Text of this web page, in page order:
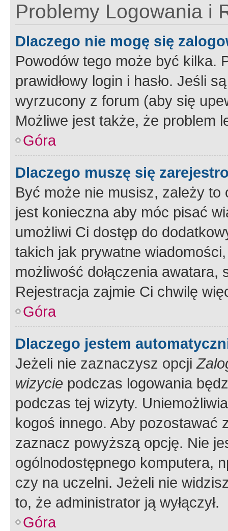
Problemy Logowania i
Dlaczego nie mogę się
Powodów tego może być kilka.
prawidłowy login i hasło. Jeśli
wyrzucony z forum (aby się
Możliwe jest także, że problem
Góra
Dlaczego muszę się
Być może nie musisz, zależy
jest konieczna aby móc pisać
umożliwi Ci dostęp do
takich jak prywatne
możliwość dołączenia
Rejestracja zajmie Ci chwilę
Góra
Dlaczego jestem
Jeżeli nie zaznaczysz opcji
wizycie podczas logowania
podczas tej wizyty.
kogoś innego. Aby pozostawać
zaznacz powyższą opcję. Nie
ogólnodostępnego komputera,
czy na uczelni. Jeżeli nie
to, że administrator ją wyłączył.
Góra